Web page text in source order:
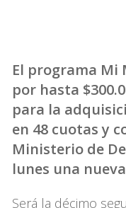
El programa Mi
por hasta
para la
en 48 cuotas y
Ministerio de
lunes una
Será la décimo